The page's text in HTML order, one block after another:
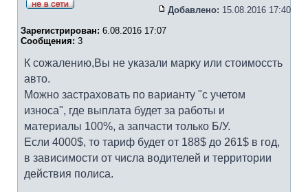
Добавлено: 15.08.2016 17:40
Зарегистрирован: 6.08.2016 17:07
Сообщения: 3
К сожалению,Вы не указали марку или стоимоссть
авто.
Можно застраховать по варианту "с учетом
износа", где выплата будет за работы и
материалы 100%, а запчасти только Б/У.
Если 4000$, то тариф будет от 188$ до 261$ в год,
в зависимости от числа водителей и территории
действия полиса.